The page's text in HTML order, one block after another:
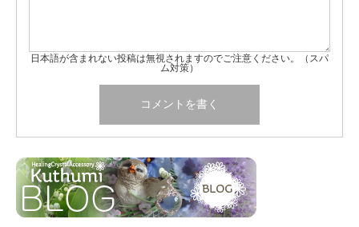
日本語が含まれない投稿は無視されますのでご注意ください。（スパ
ム対策）